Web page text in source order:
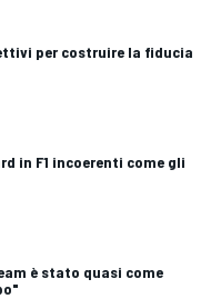
per costruire la fiducia
in F1 incoerenti come gli
è stato quasi come